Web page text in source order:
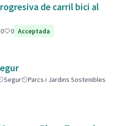
de carril bici al
0 0 Acceptada
Segur
Parcs i Jardins Sostenibles